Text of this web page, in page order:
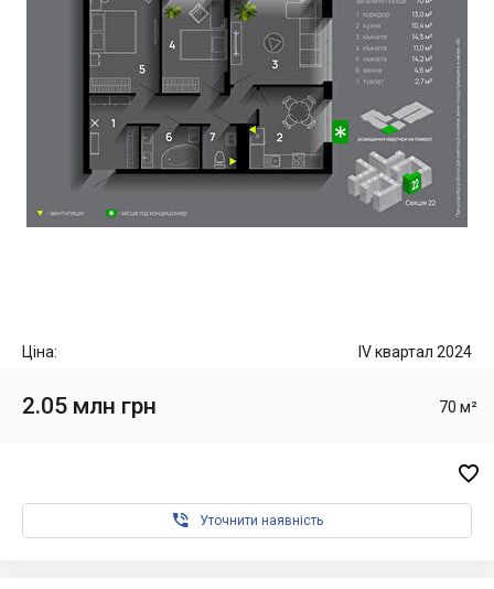
Ціна: IV квартал 2024
2.05 млн грн 70 м²

 Уточнити наявність